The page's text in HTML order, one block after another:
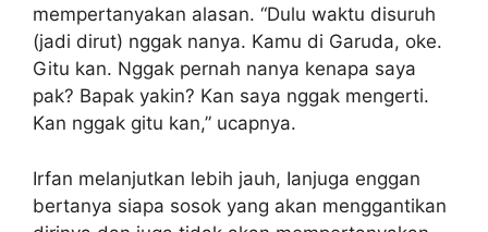
mempertanyakan alasan. “Dulu waktu disuruh
(jadi dirut) nggak nanya. Kamu di Garuda, oke.
Gitu kan. Nggak pernah nanya kenapa saya
pak? Bapak yakin? Kan saya nggak mengerti.
Kan nggak gitu kan,” ucapnya.
Irfan melanjutkan lebih jauh, Ianjuga enggan
bertanya siapa sosok yang akan menggantikan